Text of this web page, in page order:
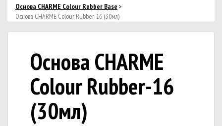
Основа CHARME Colour Rubber Base >
Основа CHARME Colour Rubber-16 (30мл)
Основа CHARME
Colour Rubber-16
(30мл)